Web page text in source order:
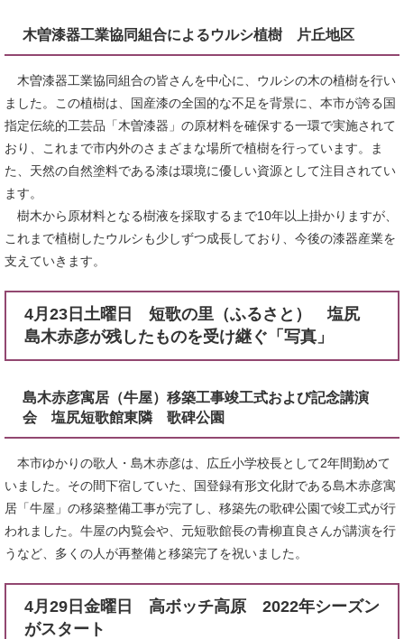
木曽漆器工業協同組合によるウルシ植樹 片丘地区
木曽漆器工業協同組合の皆さんを中心に、ウルシの木の植樹を行い
ました。この植樹は、国産漆の全国的な不足を背景に、本市が誇る国
指定伝統的工芸品「木曽漆器」の原材料を確保する一環で実施されて
おり、これまで市内外のさまざまな場所で植樹を行っています。ま
た、天然の自然塗料である漆は環境に優しい資源として注目されてい
ます。
樹木から原材料となる樹液を採取するまで10年以上掛かりますが、
これまで植樹したウルシも少しずつ成長しており、今後の漆器産業を
支えていきます。
4月23日土曜日 短歌の里（ふるさと） 塩尻
島木赤彦が残したものを受け継ぐ「写真」
島木赤彦寓居（牛屋）移築工事竣工式および記念講演
会 塩尻短歌館東隣 歌碑公園
本市ゆかりの歌人・島木赤彦は、広丘小学校長として2年間勤めて
いました。その間下宿していた、国登録有形文化財である島木赤彦寓
居「牛屋」の移築整備工事が完了し、移築先の歌碑公園で竣工式が行
われました。牛屋の内覧会や、元短歌館長の青柳直良さんが講演を行
うなど、多くの人が再整備と移築完了を祝いました。
4月29日金曜日 高ボッチ高原 2022年シーズン
がスタート